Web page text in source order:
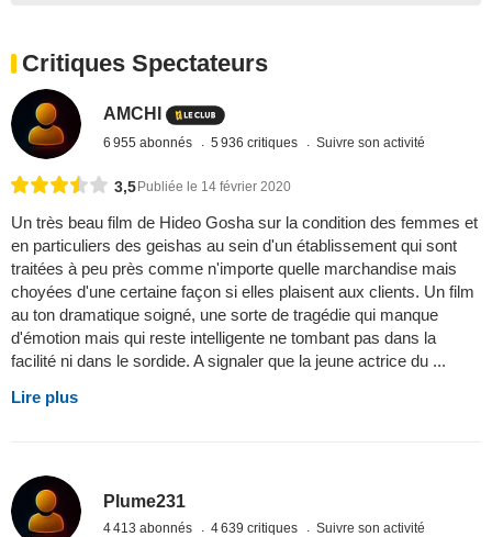
Critiques Spectateurs
AMCHI
6 955 abonnés 5 936 critiques Suivre son activité
3,5 Publiée le 14 février 2020
Un très beau film de Hideo Gosha sur la condition des femmes et
en particuliers des geishas au sein d'un établissement qui sont
traitées à peu près comme n'importe quelle marchandise mais
choyées d'une certaine façon si elles plaisent aux clients. Un film
au ton dramatique soigné, une sorte de tragédie qui manque
d'émotion mais qui reste intelligente ne tombant pas dans la
facilité ni dans le sordide. A signaler que la jeune actrice du ...
Lire plus
Plume231
4 413 abonnés 4 639 critiques Suivre son activité